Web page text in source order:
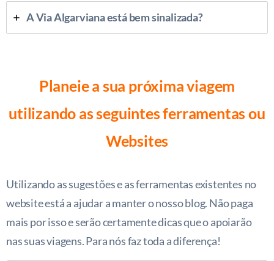
A Via Algarviana está bem sinalizada?
Planeie a sua próxima viagem
utilizando as seguintes ferramentas ou
Websites
Utilizando as sugestões e as ferramentas existentes no
website está a ajudar a manter o nosso blog. Não paga
mais por isso e serão certamente dicas que o apoiarão
nas suas viagens. Para nós faz toda a diferença!